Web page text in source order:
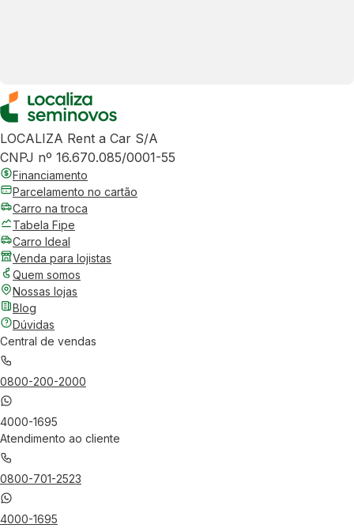
LOCALIZA Rent a Car S/A
CNPJ nº 16.670.085/0001-55
Financiamento
Parcelamento no cartão
Carro na troca
Tabela Fipe
Carro Ideal
Venda para lojistas
Quem somos
Nossas lojas
Blog
Dúvidas
Central de vendas
0800-200-2000
4000-1695
Atendimento ao cliente
0800-701-2523
4000-1695